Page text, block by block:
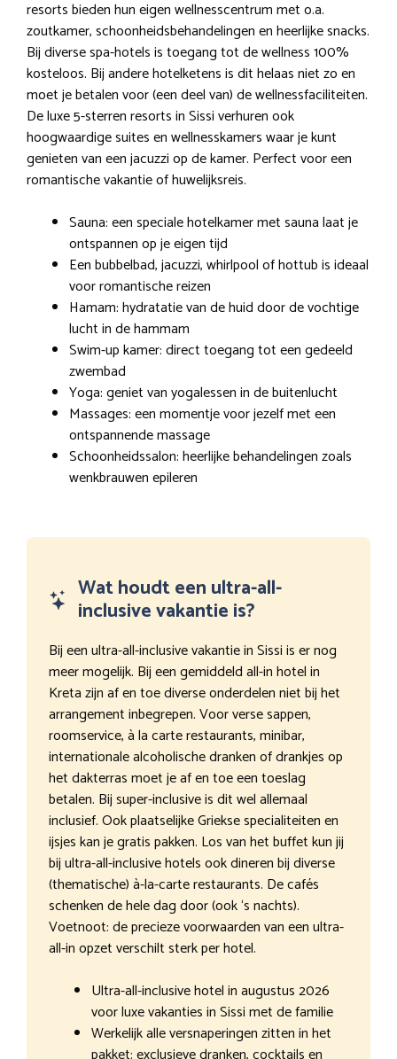
resorts bieden hun eigen wellnesscentrum met o.a.
zoutkamer, schoonheidsbehandelingen en heerlijke snacks.
Bij diverse spa-hotels is toegang tot de wellness 100%
kosteloos. Bij andere hotelketens is dit helaas niet zo en
moet je betalen voor (een deel van) de wellnessfaciliteiten.
De luxe 5-sterren resorts in Sissi verhuren ook
hoogwaardige suites en wellnesskamers waar je kunt
genieten van een jacuzzi op de kamer. Perfect voor een
romantische vakantie of huwelijksreis.
Sauna: een speciale hotelkamer met sauna laat je
ontspannen op je eigen tijd
Een bubbelbad, jacuzzi, whirlpool of hottub is ideaal
voor romantische reizen
Hamam: hydratatie van de huid door de vochtige
lucht in de hammam
Swim-up kamer: direct toegang tot een gedeeld
zwembad
Yoga: geniet van yogalessen in de buitenlucht
Massages: een momentje voor jezelf met een
ontspannende massage
Schoonheidssalon: heerlijke behandelingen zoals
wenkbrauwen epileren
Wat houdt een ultra-all-
inclusive vakantie is?
Bij een ultra-all-inclusive vakantie in Sissi is er nog
meer mogelijk. Bij een gemiddeld all-in hotel in
Kreta zijn af en toe diverse onderdelen niet bij het
arrangement inbegrepen. Voor verse sappen,
roomservice, à la carte restaurants, minibar,
internationale alcoholische dranken of drankjes op
het dakterras moet je af en toe een toeslag
betalen. Bij super-inclusive is dit wel allemaal
inclusief. Ook plaatselijke Griekse specialiteiten en
ijsjes kan je gratis pakken. Los van het buffet kun jij
bij ultra-all-inclusive hotels ook dineren bij diverse
(thematische) à-la-carte restaurants. De cafés
schenken de hele dag door (ook ‘s nachts).
Voetnoot: de precieze voorwaarden van een ultra-
all-in opzet verschilt sterk per hotel.
Ultra-all-inclusive hotel in augustus 2026
voor luxe vakanties in Sissi met de familie
Werkelijk alle versnaperingen zitten in het